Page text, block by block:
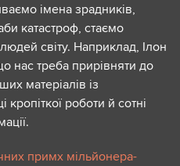
імена зрадників,
катастроф, стаємо
світу. Наприклад, Ілон
нас треба прирівняти до
матеріалів із
роботи й сотні
примх мільйонера-